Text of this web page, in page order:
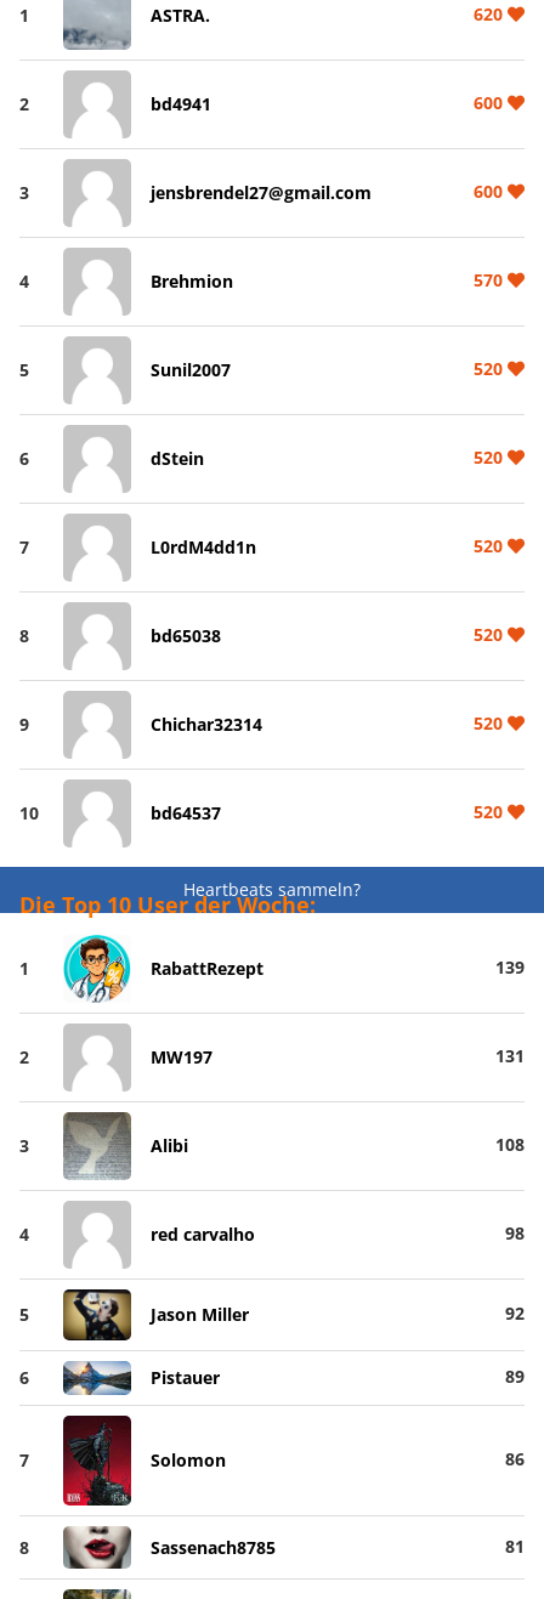
1 ASTRA. 620
2 bd4941 600
3 jensbrendel27@gmail.com 600
4 Brehmion 570
5 Sunil2007 520
6 dStein 520
7 L0rdM4dd1n 520
8 bd65038 520
9 Chichar32314 520
10 bd64537 520
Heartbeats sammeln?
Die Top 10 User der Woche:
1 RabattRezept 139
2 MW197 131
3 Alibi 108
4 red carvalho 98
5 Jason Miller 92
6 Pistauer 89
7 Solomon 86
8 Sassenach8785 81